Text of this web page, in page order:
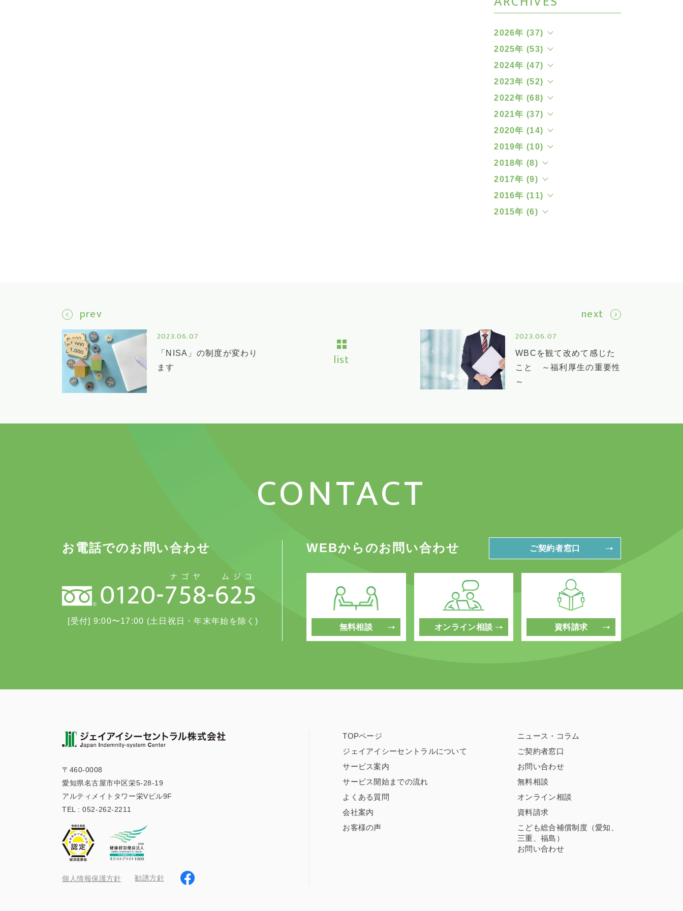
2026年 (37)
2025年 (53)
2024年 (47)
2023年 (52)
2022年 (68)
2021年 (37)
2020年 (14)
2019年 (10)
2018年 (8)
2017年 (9)
2016年 (11)
2015年 (6)
prev
2023.06.07
「NISA」の制度が変わり
ます
next
2023.06.07
WBCを観て改めて感じた
こと ～福利厚生の重要性
～
list
CONTACT
お電話でのお問い合わせ
[受付] 9:00〜17:00 (土日祝日・年末年始を除く)
WEBからのお問い合わせ ご契約者窓口
無料相談 オンライン相談 資料請求
〒460-0008
愛知県名古屋市中区栄5-28-19
アルティメイトタワー栄Vビル9F
TEL :052-262-2211
個人情報保護方針 勧誘方針
TOPページ
ジェイアイシーセントラルについて
サービス案内
サービス開始までの流れ
よくある質問
会社案内
お客様の声
ニュース・コラム
ご契約者窓口
お問い合わせ
無料相談
オンライン相談
資料請求
こども総合補償制度（愛知、
三重、福島）
お問い合わせ